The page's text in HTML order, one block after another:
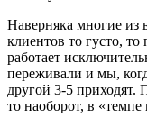
Наверняка многие из
клиентов то густо, то
работает
переживали и мы,
другой 3-5 приходят.
то наоборот, в